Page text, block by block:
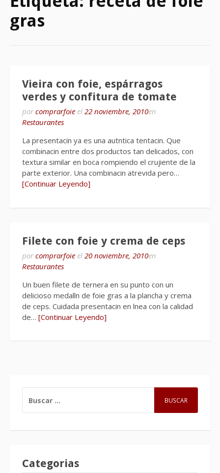
gras
Vieira con foie, espárragos
verdes y confitura de tomate
por comprarfoie el 22 noviembre, 2010en
Restaurantes
La presentacin ya es una autntica tentacin. Que
combinacin entre dos productos tan delicados, con
textura similar en boca rompiendo el crujiente de la
parte exterior. Una combinacin atrevida pero…
[Continuar Leyendo]
Filete con foie y crema de ceps
por comprarfoie el 20 noviembre, 2010en
Restaurantes
Un buen filete de ternera en su punto con un
delicioso medalln de foie gras a la plancha y crema
de ceps. Cuidada presentacin en lnea con la calidad
de… [Continuar Leyendo]
Categorias